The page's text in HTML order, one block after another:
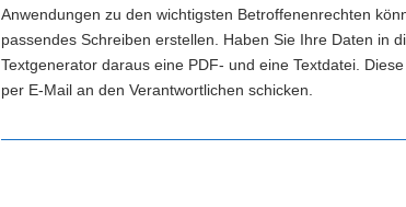
Anwendungen zu den wichtigsten Betroffenenrechten
passendes Schreiben erstellen. Haben Sie Ihre Daten in
Textgenerator daraus eine PDF- und eine Textdatei.
per E-Mail an den Verantwortlichen schicken.